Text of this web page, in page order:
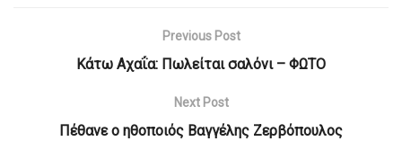
Previous Post
Κάτω Αχαΐα: Πωλείται σαλόνι – ΦΩΤΟ
Next Post
Πέθανε ο ηθοποιός Βαγγέλης Ζερβόπουλος